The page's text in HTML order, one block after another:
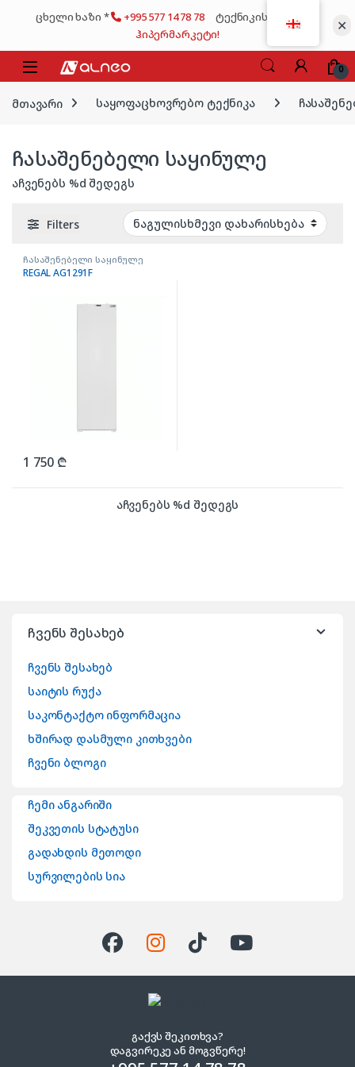
ცხელი ხაზი * +995 577 14 78 78
ტექნიკის მსხვილი
ჰიპერმარკეტი!
✕
0
მთავარი საყოფაცხოვრებო ტექნიკა
ჩასაშენებელი საყინულე
აჩვენებს %d შედეგს
Filters
ჩასაშენებელი საყინულე
REGAL AG1291F
1 750 ₾
აჩვენებს %d შედეგს
ჩვენს შესახებ
ჩვენს შესახებ
საიტის რუქა
საკონტაქტო ინფორმაცია
ხშირად დასმული კითხვები
ჩვენი ბლოგი
ჩემი ანგარიში
შეკვეთის სტატუსი
გადახდის მეთოდი
სურვილების სია
გაქვს შეკითხვა?
დაგვირეკე ან მოგვწერე!